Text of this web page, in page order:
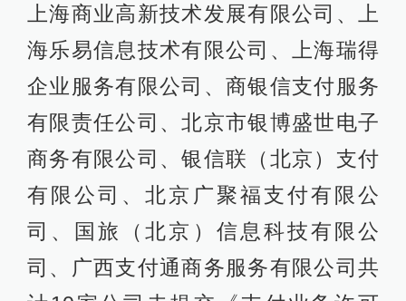
上海商业高新技术发展有限公司、上
海乐易信息技术有限公司、上海瑞得
企业服务有限公司、商银信支付服务
有限责任公司、北京市银博盛世电子
商务有限公司、银信联（北京）支付
有限公司、北京广聚福支付有限公
司、国旅（北京）信息科技有限公
司、广西支付通商务服务有限公司共